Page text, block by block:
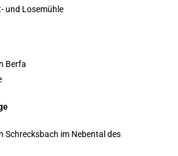
und Losemühle
Berfa
Schrecksbach im Nebental des